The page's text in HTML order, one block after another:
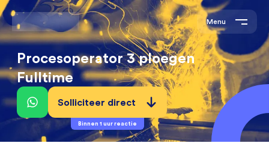
Menu
Procesoperator 3 ploegen
Fulltime
Solliciteer direct
Binnen 1 uur reactie